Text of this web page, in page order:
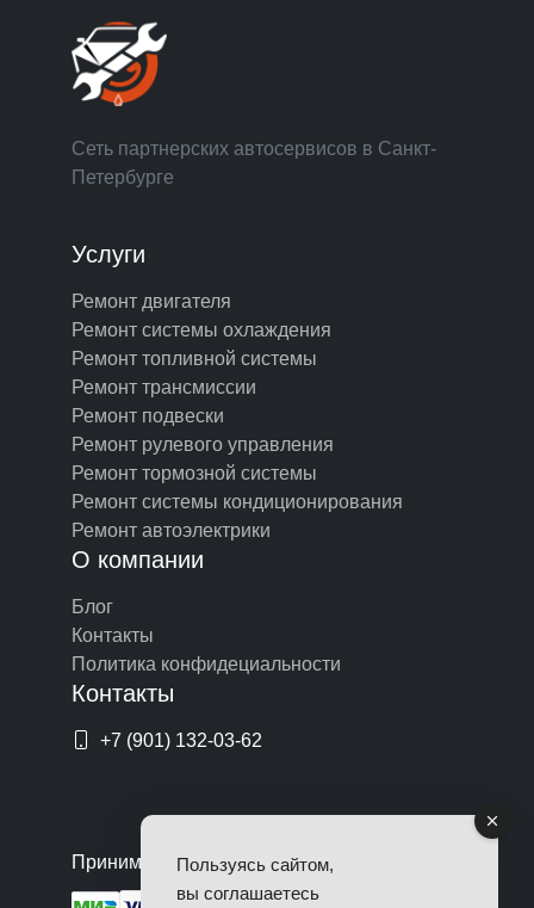
Сеть партнерских автосервисов в Санкт-
Петербурге
Услуги
Ремонт двигателя
Ремонт системы охлаждения
Ремонт топливной системы
Ремонт трансмиссии
Ремонт подвески
Ремонт рулевого управления
Ремонт тормозной системы
Ремонт системы кондиционирования
Ремонт автоэлектрики
О компании
Блог
Контакты
Политика конфидециальности
Контакты
+7 (901) 132-03-62
Принимаем оплату по картам
Пользуясь сайтом,
вы соглашаетесь